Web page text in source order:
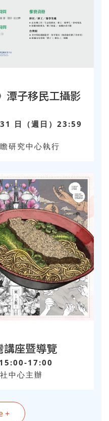
潭子移民工攝影
日（週日）23:59
研究中心執行
講座暨導覽
17:00
中心主辦
+